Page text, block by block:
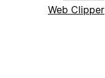
Web Clipper